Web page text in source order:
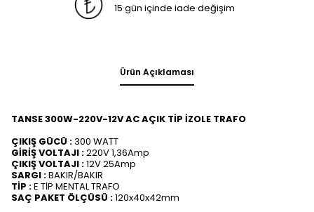
15 gün içinde iade değişim
Ürün Açıklaması
TANSE 300W-220V-12V AC AÇIK TİP İZOLE TRAFO
ÇIKIŞ GÜCÜ :300 WATT
GİRİŞ VOLTAJI :220V 1,36Amp
ÇIKIŞ VOLTAJI :12V 25Amp
SARGI :BAKIR/BAKIR
TİP :E TİP MENTAL TRAFO
SAÇ PAKET ÖLÇÜSÜ :120x40x42mm